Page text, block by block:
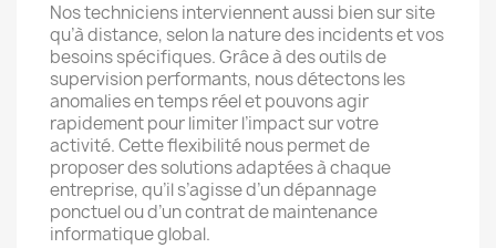
Nos techniciens interviennent aussi bien sur site
qu’à distance, selon la nature des incidents et vos
besoins spécifiques. Grâce à des outils de
supervision performants, nous détectons les
anomalies en temps réel et pouvons agir
rapidement pour limiter l’impact sur votre
activité. Cette flexibilité nous permet de
proposer des solutions adaptées à chaque
entreprise, qu’il s’agisse d’un dépannage
ponctuel ou d’un contrat de maintenance
informatique global.